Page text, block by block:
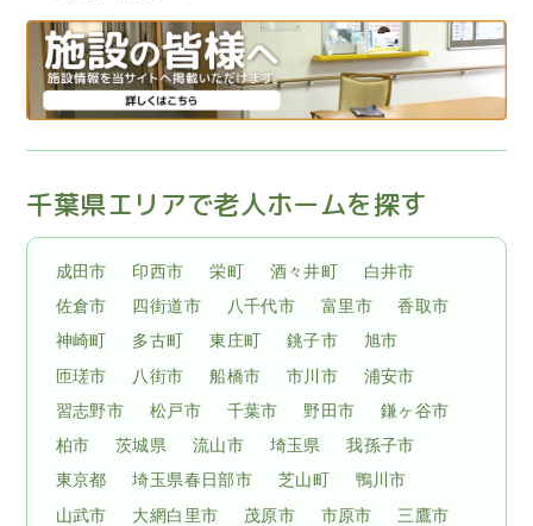
千葉県エリアで老人ホームを探す
成田市 印西市 栄町 酒々井町
白井市
佐倉市
四街道市 八千代市 富里市
香取市
神崎町
多古町 東庄町 銚子市
旭市
匝瑳市
八街市 船橋市 市川市
浦安市
習志野市
松戸市 千葉市 野田市
鎌ヶ谷市
柏市
茨城県 流山市 埼玉県
我孫子市
東京都
埼玉県春日部市 芝山町
鴨川市
山武市
大網白里市 茂原市 市原市
三鷹市